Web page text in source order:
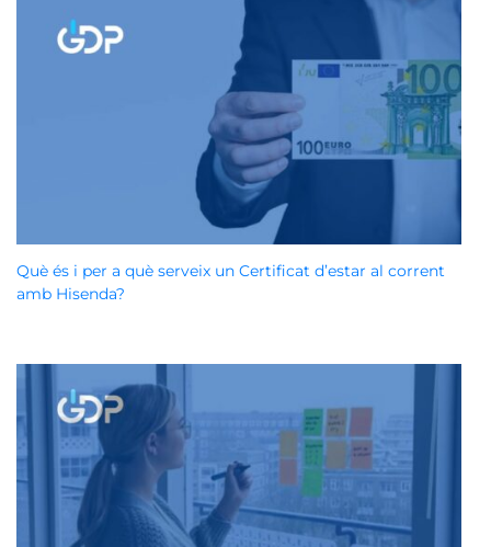
Què és i per a què serveix un Certificat d’estar al corrent
amb Hisenda?